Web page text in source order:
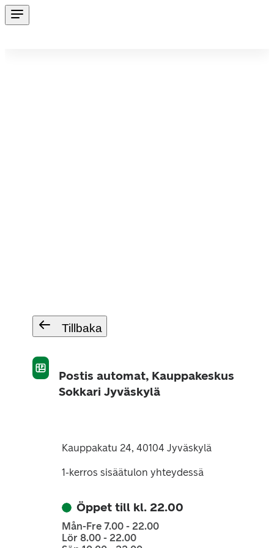
Tillbaka
Postis automat, Kauppakeskus
Sokkari Jyväskylä
Kauppakatu 24, 40104 Jyväskylä
1-kerros sisäätulon yhteydessä
Öppet till kl. 22.00
Mån-Fre 7.00 - 22.00
Lör 8.00 - 22.00